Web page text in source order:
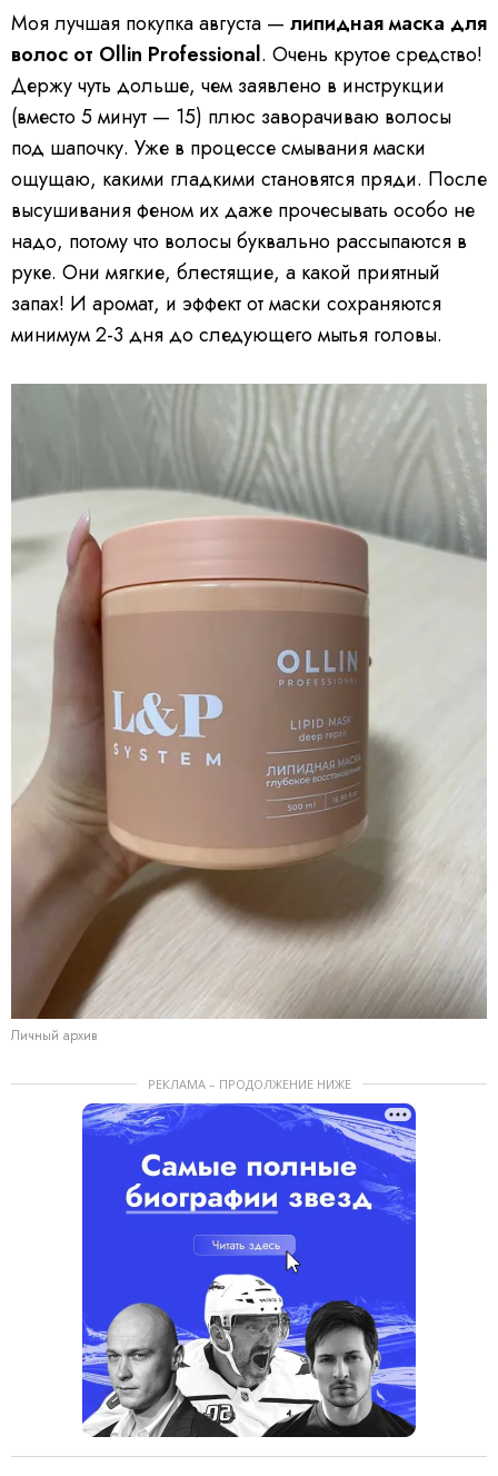
Моя лучшая покупка августа — липидная маска для
волос от Ollin Professional. Очень крутое средство!
Держу чуть дольше, чем заявлено в инструкции
(вместо 5 минут — 15) плюс заворачиваю волосы
под шапочку. Уже в процессе смывания маски
ощущаю, какими гладкими становятся пряди. После
высушивания феном их даже прочесывать особо не
надо, потому что волосы буквально рассыпаются в
руке. Они мягкие, блестящие, а какой приятный
запах! И аромат, и эффект от маски сохраняются
минимум 2-3 дня до следующего мытья головы.
Личный архив
РЕКЛАМА – ПРОДОЛЖЕНИЕ НИЖЕ